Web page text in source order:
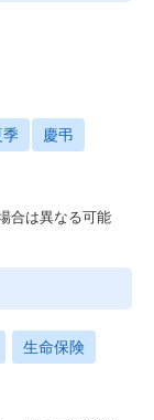
季 慶弔
合は異なる可能
生命保険